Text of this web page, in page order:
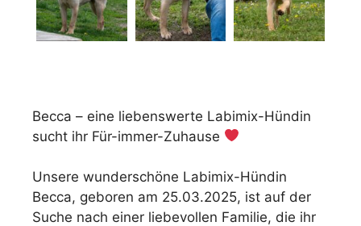
Becca – eine liebenswerte Labimix-Hündin
sucht ihr Für-immer-Zuhause
Unsere wunderschöne Labimix-Hündin
Becca, geboren am 25.03.2025, ist auf der
Suche nach einer liebevollen Familie, die ihr